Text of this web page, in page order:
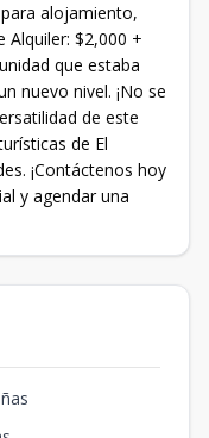
alojamiento,
Alquiler: $2,000 +
que estaba
nuevo nivel. ¡No se
de este
de El
¡Contáctenos hoy
y agendar una